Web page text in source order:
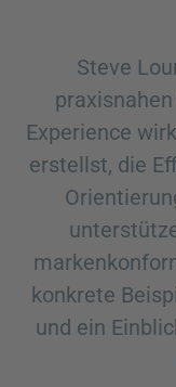
Steve
Experience
erstellst, die
konkrete
und ein